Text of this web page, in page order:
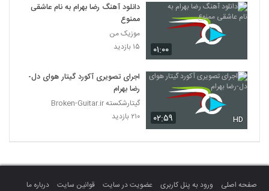
۰۱:۰۰
دانلود آهنگ رضا بهرام به نام عاشقی
ممنوع
موزیک من
۱۵ بازدید
۰۲:۵۹ HD
اجرای تصویری آکورد گیتار هوای دل-
رضا بهرام
گیتارشکسته Broken-Guitar.ir
۲۱۰ بازدید
صفحه اصلی ورود به پنل کاربری عضویت در سایت قوانین سایت درباره ما